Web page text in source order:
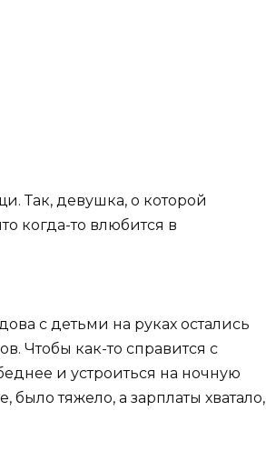
Так, девушка, о которой
когда-то влюбится в
с детьми на руках остались
Чтобы как-то справится с
и устроиться на ночную
было тяжело, а зарплаты хватало,